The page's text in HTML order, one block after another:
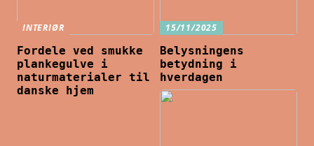
INTERIØR
Fordele ved smukke
plankegulve i
naturmaterialer til
danske hjem
15/11/2025
Belysningens
betydning i
hverdagen